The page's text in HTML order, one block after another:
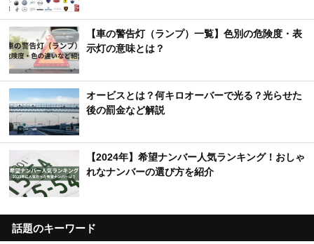
【車の警告灯（ランプ）一覧】色別の危険度・表
示灯の意味とは？
オービスとは？何キロオーバーで光る？光らせた
後の罰金など解説
【2024年】希望ナンバー人気ランキング！おしゃ
れなナンバーの選び方を紹介
話題のキーワード